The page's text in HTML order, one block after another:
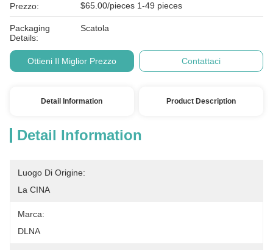
Prezzo: $65.00/pieces 1-49 pieces
Packaging
Details:
Scatola
Ottieni Il Miglior Prezzo Contattaci
Detail Information Product Description
Detail Information
Luogo Di Origine:
La CINA
Marca:
DLNA